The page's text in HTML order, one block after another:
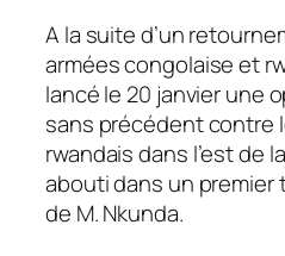
A la suite d’un
armées congolaise et
lancé le 20 janvier une
sans précédent contre
rwandais dans l’est de
abouti dans un premier
de M. Nkunda.